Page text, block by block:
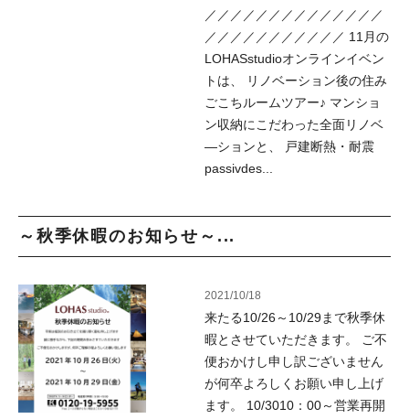
／／／／／／／／／／／／／／
／／／／／／／／／／／ 11月の
LOHASstudioオンラインイベン
トは、 リノベーション後の住み
ごこちルームツアー♪ マンショ
ン収納にこだわった全面リノベ
―ションと、 戸建断熱・耐震
passivdes...
～秋季休暇のお知らせ～...
2021/10/18
来たる10/26～10/29まで秋季休
暇とさせていただきます。 ご不
便おかけし申し訳ございません
が何卒よろしくお願い申し上げ
ます。 10/3010：00～営業再開